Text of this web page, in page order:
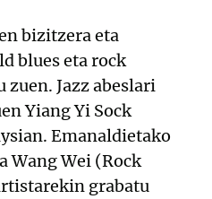
bizitzera eta
blues eta rock
Jazz abeslari
Yiang Yi Sock
Emanaldietako
Wang Wei (Rock
grabatu